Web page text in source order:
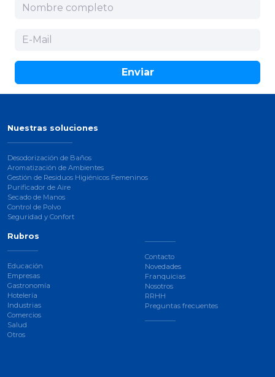
Enviar
Nuestras soluciones
Desodorización de Baños
Aromatización de Ambientes
Gestión de Residuos Higiénicos Femeninos
Purificador de Aire
Secado de Manos
Control de Polvo
Seguridad y Confort
Rubros
Educación
Empresas
Gastronomía
Hotelería
Industrias
Comercios
Salud
Otros
Contacto
Novedades
Franquicias
Nosotros
RRHH
Preguntas frecuentes